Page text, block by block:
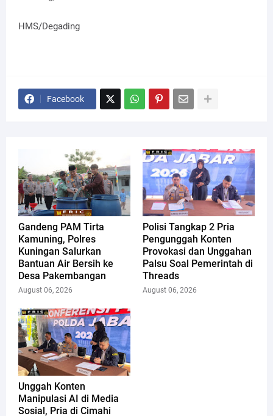
HMS/Degading
Facebook
Gandeng PAM Tirta
Kamuning, Polres
Kuningan Salurkan
Bantuan Air Bersih ke
Desa Pakembangan
August 06, 2026
Polisi Tangkap 2 Pria
Pengunggah Konten
Provokasi dan Unggahan
Palsu Soal Pemerintah di
Threads
August 06, 2026
Unggah Konten
Manipulasi AI di Media
Sosial, Pria di Cimahi